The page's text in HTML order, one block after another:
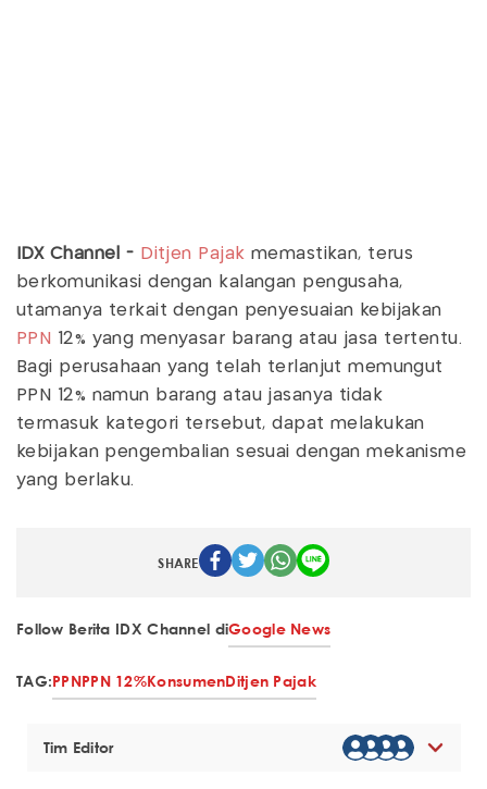
IDX Channel - Ditjen Pajak memastikan, terus
berkomunikasi dengan kalangan pengusaha,
utamanya terkait dengan penyesuaian kebijakan
PPN
12% yang menyasar barang atau jasa tertentu.
Bagi perusahaan yang telah terlanjut memungut
PPN 12% namun barang atau jasanya tidak
termasuk kategori tersebut, dapat melakukan
kebijakan pengembalian sesuai dengan mekanisme
yang berlaku.
SHARE
Follow Berita IDX Channel diGoogle News
TAG:PPNPPN 12%KonsumenDitjen Pajak
Tim Editor